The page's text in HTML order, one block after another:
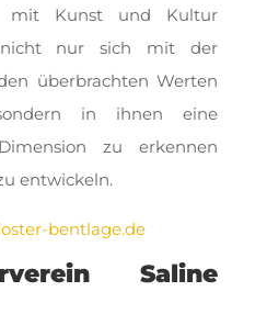
mit Kunst und Kultur
nur sich mit der
überbrachten Werten
in ihnen eine
zu erkennen
entwickeln.
bentlage.de
Saline